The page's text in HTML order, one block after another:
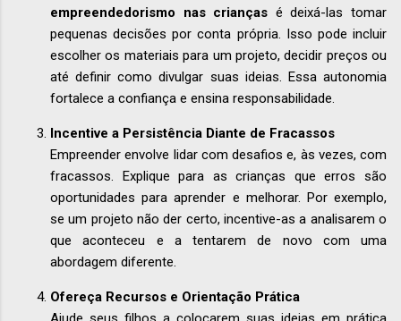
empreendedorismo nas crianças é deixá-las tomar
pequenas decisões por conta própria. Isso pode incluir
escolher os materiais para um projeto, decidir preços ou
até definir como divulgar suas ideias. Essa autonomia
fortalece a confiança e ensina responsabilidade.
Incentive a Persistência Diante de Fracassos
Empreender envolve lidar com desafios e, às vezes, com
fracassos. Explique para as crianças que erros são
oportunidades para aprender e melhorar. Por exemplo,
se um projeto não der certo, incentive-as a analisarem o
que aconteceu e a tentarem de novo com uma
abordagem diferente.
Ofereça Recursos e Orientação Prática